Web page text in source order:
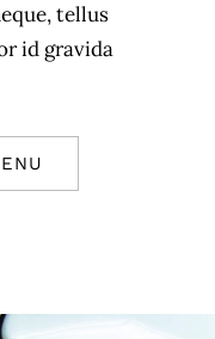
tellus
id gravida